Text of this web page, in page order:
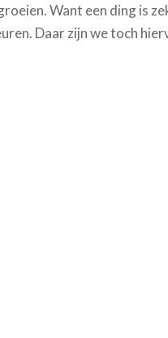
Want een ding is
Daar zijn we toch